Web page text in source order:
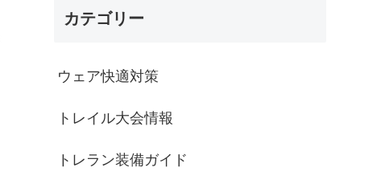
カテゴリー
ウェア快適対策
トレイル大会情報
トレラン装備ガイド